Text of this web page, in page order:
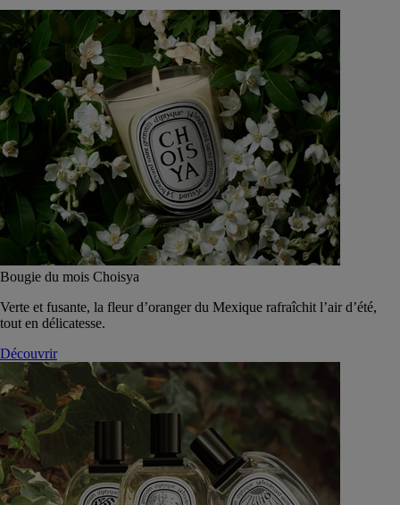
Bougie du mois Choisya
Verte et fusante, la fleur d’oranger du Mexique rafraîchit l’air d’été,
tout en délicatesse.
Découvrir